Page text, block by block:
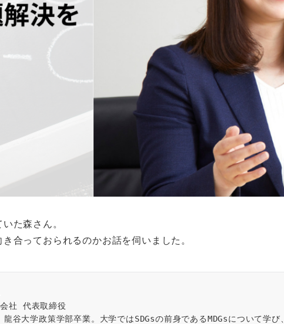
た森さん。
合っておられるのかお話を伺いました。
社 代表取締役
龍谷大学政策学部卒業。大学ではSDGsの前身であるMDGsについて学